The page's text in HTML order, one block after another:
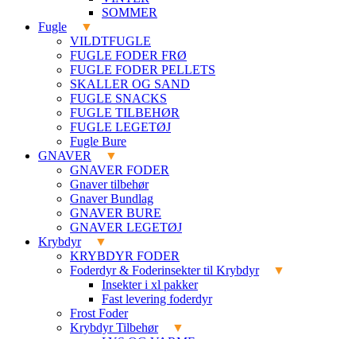
SOMMER
Fugle
VILDTFUGLE
FUGLE FODER FRØ
FUGLE FODER PELLETS
SKALLER OG SAND
FUGLE SNACKS
FUGLE TILBEHØR
FUGLE LEGETØJ
Fugle Bure
GNAVER
GNAVER FODER
Gnaver tilbehør
Gnaver Bundlag
GNAVER BURE
GNAVER LEGETØJ
Krybdyr
KRYBDYR FODER
Foderdyr & Foderinsekter til Krybdyr
Insekter i xl pakker
Fast levering foderdyr
Frost Foder
Krybdyr Tilbehør